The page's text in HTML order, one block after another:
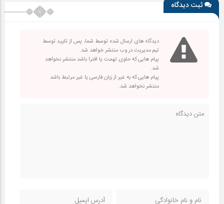
ثبت دیدگاه
دیدگاه های ارسال شده توسط شما، پس از تایید توسط
تیم مدیریت در وب منتشر خواهد شد.
پیام هایی که حاوی تهمت یا افترا باشد منتشر نخواهد
شد.
پیام هایی که به غیر از زبان فارسی یا غیر مرتبط باشد
منتشر نخواهد شد.